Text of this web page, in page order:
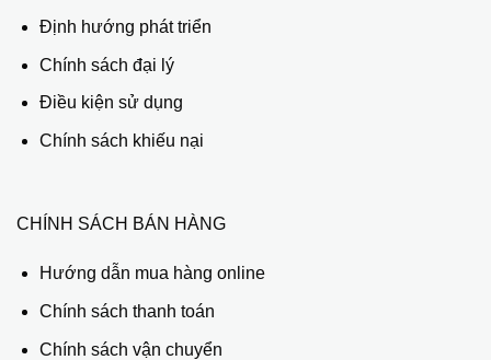
Định hướng phát triển
Chính sách đại lý
Điều kiện sử dụng
Chính sách khiếu nại
CHÍNH SÁCH BÁN HÀNG
Hướng dẫn mua hàng online
Chính sách thanh toán
Chính sách vận chuyển